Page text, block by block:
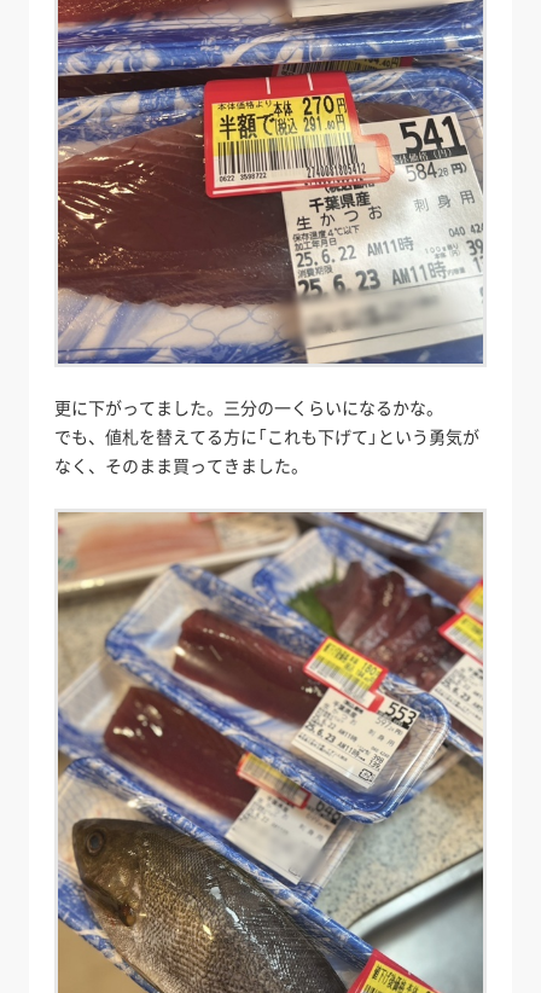
更に下がってました。三分の一くらいになるかな。
でも、値札を替えてる方に「これも下げて」という勇気が
なく、そのまま買ってきました。